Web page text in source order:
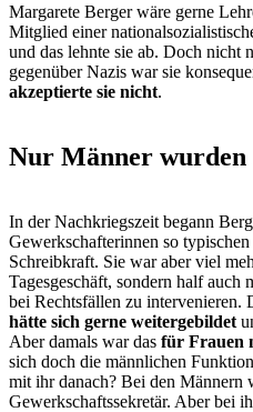
Margarete Berger wäre gerne
Mitglied einer
und das lehnte sie ab. Doch nicht
gegenüber Nazis war sie
akzeptierte sie nicht.
Nur Männer wurden
In der Nachkriegszeit begann
Gewerkschafterinnen so
Schreibkraft. Sie war aber viel
Tagesgeschäft, sondern half auch
bei Rechtsfällen zu intervenieren.
hätte sich gerne weitergebildet
Aber damals war das für Frauen
sich doch die männlichen
mit ihr danach? Bei den Männern
Gewerkschaftssekretär. Aber bei